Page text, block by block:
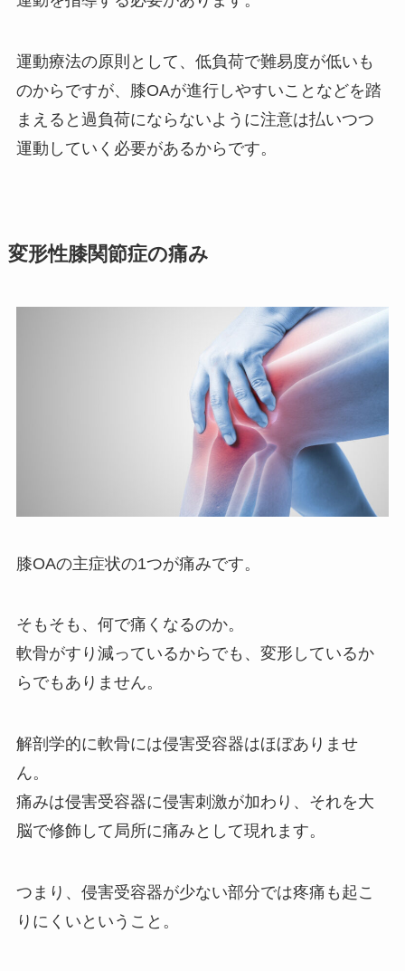
運動療法の原則として、低負荷で難易度が低いも
のからですが、膝OAが進行しやすいことなどを踏
まえると過負荷にならないように注意は払いつつ
運動していく必要があるからです。
変形性膝関節症の痛み
膝OAの主症状の1つが痛みです。
そもそも、何で痛くなるのか。
軟骨がすり減っているからでも、変形しているか
らでもありません。
解剖学的に軟骨には侵害受容器はほぼありませ
ん。
痛みは侵害受容器に侵害刺激が加わり、それを大
脳で修飾して局所に痛みとして現れます。
つまり、侵害受容器が少ない部分では疼痛も起こ
りにくいということ。